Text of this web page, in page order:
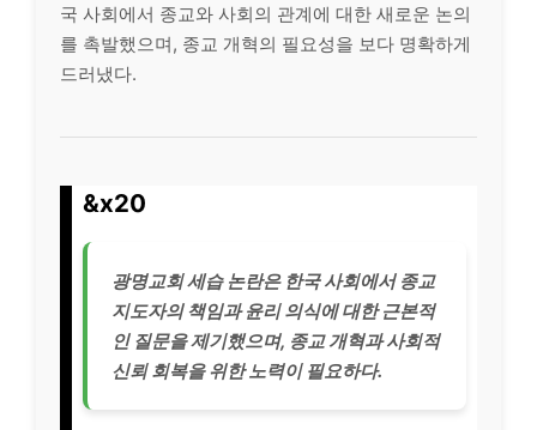
국 사회에서 종교와 사회의 관계에 대한 새로운 논의
를 촉발했으며, 종교 개혁의 필요성을 보다 명확하게
드러냈다.
&x20
광명교회 세습 논란은 한국 사회에서 종교
지도자의 책임과 윤리 의식에 대한 근본적
인 질문을 제기했으며, 종교 개혁과 사회적
신뢰 회복을 위한 노력이 필요하다.